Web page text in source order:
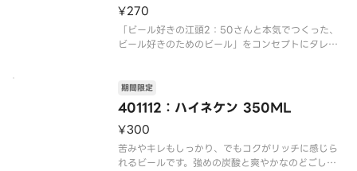
¥270
「ビール好きの江頭2：50さんと本気でつくった、
ビール好きのためのビール」をコンセプトにタレン
と香り、苦みが感じられるほか「スーパードライ」
でも使用しているキレを生
401112：ハイネケン 350ML
期間限定
¥300
苦みやキレもしっかり、でもコクがリッチに感じら
れるビールです。強めの炭酸と爽やかなのどごしが